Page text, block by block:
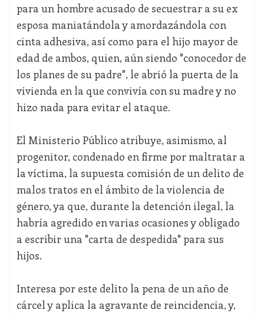
para un hombre acusado de secuestrar a su ex
esposa maniatándola y amordazándola con
cinta adhesiva, así como para el hijo mayor de
edad de ambos, quien, aún siendo "conocedor de
los planes de su padre", le abrió la puerta de la
vivienda en la que convivía con su madre y no
hizo nada para evitar el ataque.
El Ministerio Público atribuye, asimismo, al
progenitor, condenado en firme por maltratar a
la víctima, la supuesta comisión de un delito de
malos tratos en el ámbito de la violencia de
género, ya que, durante la detención ilegal, la
habría agredido en varias ocasiones y obligado
a escribir una "carta de despedida" para sus
hijos.
Interesa por este delito la pena de un año de
cárcel y aplica la agravante de reincidencia, y,